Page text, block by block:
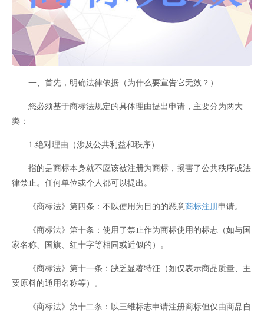
一、首先，明确法律依据（为什么要宣告它无效？）
您必须基于商标法规定的具体理由提出申请，主要分为两大
类：
1.绝对理由（涉及公共利益和秩序）
指的是商标本身就不应该被注册为商标，损害了公共秩序或法
律禁止。任何单位或个人都可以提出。
《商标法》第四条：不以使用为目的的恶意商标注册申请。
《商标法》第十条：使用了禁止作为商标使用的标志（如与国
家名称、国旗、红十字等相同或近似的）。
《商标法》第十一条：缺乏显著特征（如仅表示商品质量、主
要原料的通用名称等）。
《商标法》第十二条：以三维标志申请注册商标但仅由商品自